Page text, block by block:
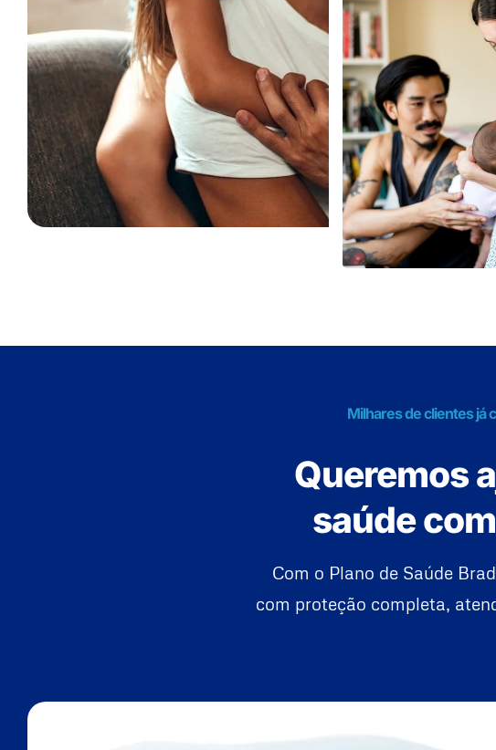
Milhares de clientes já
Queremos
saúde
Com o Plano de Saúde
com proteção completa,